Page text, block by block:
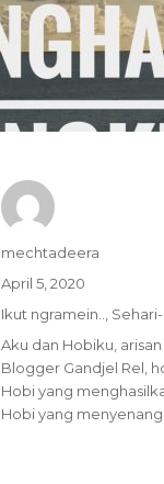
Author
mechtadeera
Posted
on
April 5, 2020
Categories
Ikut ngramein..
Tags
Aku dan Hobiku
Blogger Gandjel Rel
Hobi yang
Hobi yang